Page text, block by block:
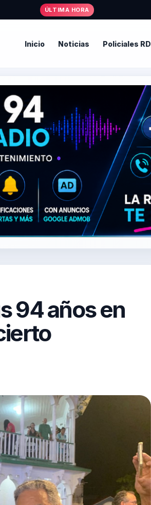
ÚLTIMA HORA
Inicio Noticias Policiales RD
94 años en